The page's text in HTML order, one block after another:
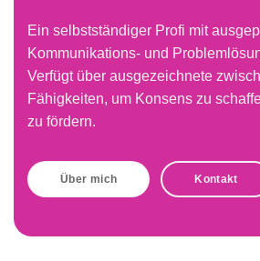
Ein selbstständiger Profi mit
Kommunikations- und
Verfügt über ausgezeichnete
Fähigkeiten, um Konsens zu
zu fördern.
Über mich Kontakt